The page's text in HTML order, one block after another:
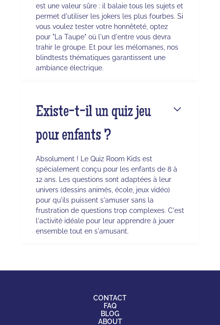
est une valeur sûre : il balaie tous les sujets et
permet d'utiliser les jokers les plus fourbes. Si
vous voulez tester votre honnêteté, optez
pour "La Taupe" où l'un d'entre vous devra
trahir le groupe. Et pour les mélomanes, nos
blindtests thématiques garantissent une
ambiance électrique.
Existe-t-il un quiz jeu
pour enfants ?
Absolument ! Le Quiz Room Kids est
spécialement conçu pour les enfants de 8 à
12 ans. Les questions sont adaptées à leur
univers (dessins animés, école, jeux vidéo)
pour qu'ils puissent s'amuser sans la
frustration de questions trop complexes. C'est
l'activité idéale pour leur apprendre à jouer
ensemble tout en s'amusant.
CONTACT
FAQ
BLOG
ABOUT